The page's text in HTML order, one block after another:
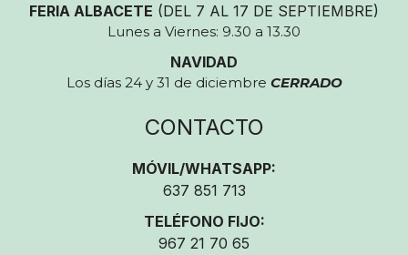
FERIA ALBACETE (DEL 7 AL 17 DE SEPTIEMBRE)
Lunes a Viernes: 9.30 a 13.30
NAVIDAD
Los días 24 y 31 de diciembre CERRADO
CONTACTO
MÓVIL/WHATSAPP:
637 851 713
TELÉFONO FIJO:
967 21 70 65